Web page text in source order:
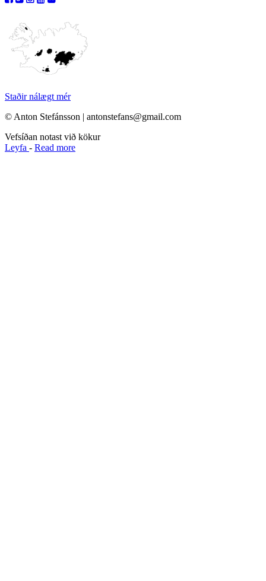
Staðir nálægt mér
© Anton Stefánsson | antonstefans@gmail.com
Vefsíðan notast við kökur
Leyfa - Read more